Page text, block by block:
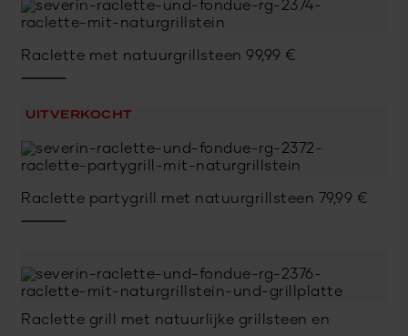
Raclette met natuurgrillsteen 99,99 €
UITVERKOCHT
Raclette partygrill met natuurgrillsteen 79,99 €
Raclette grill met natuurlijke grillsteen en